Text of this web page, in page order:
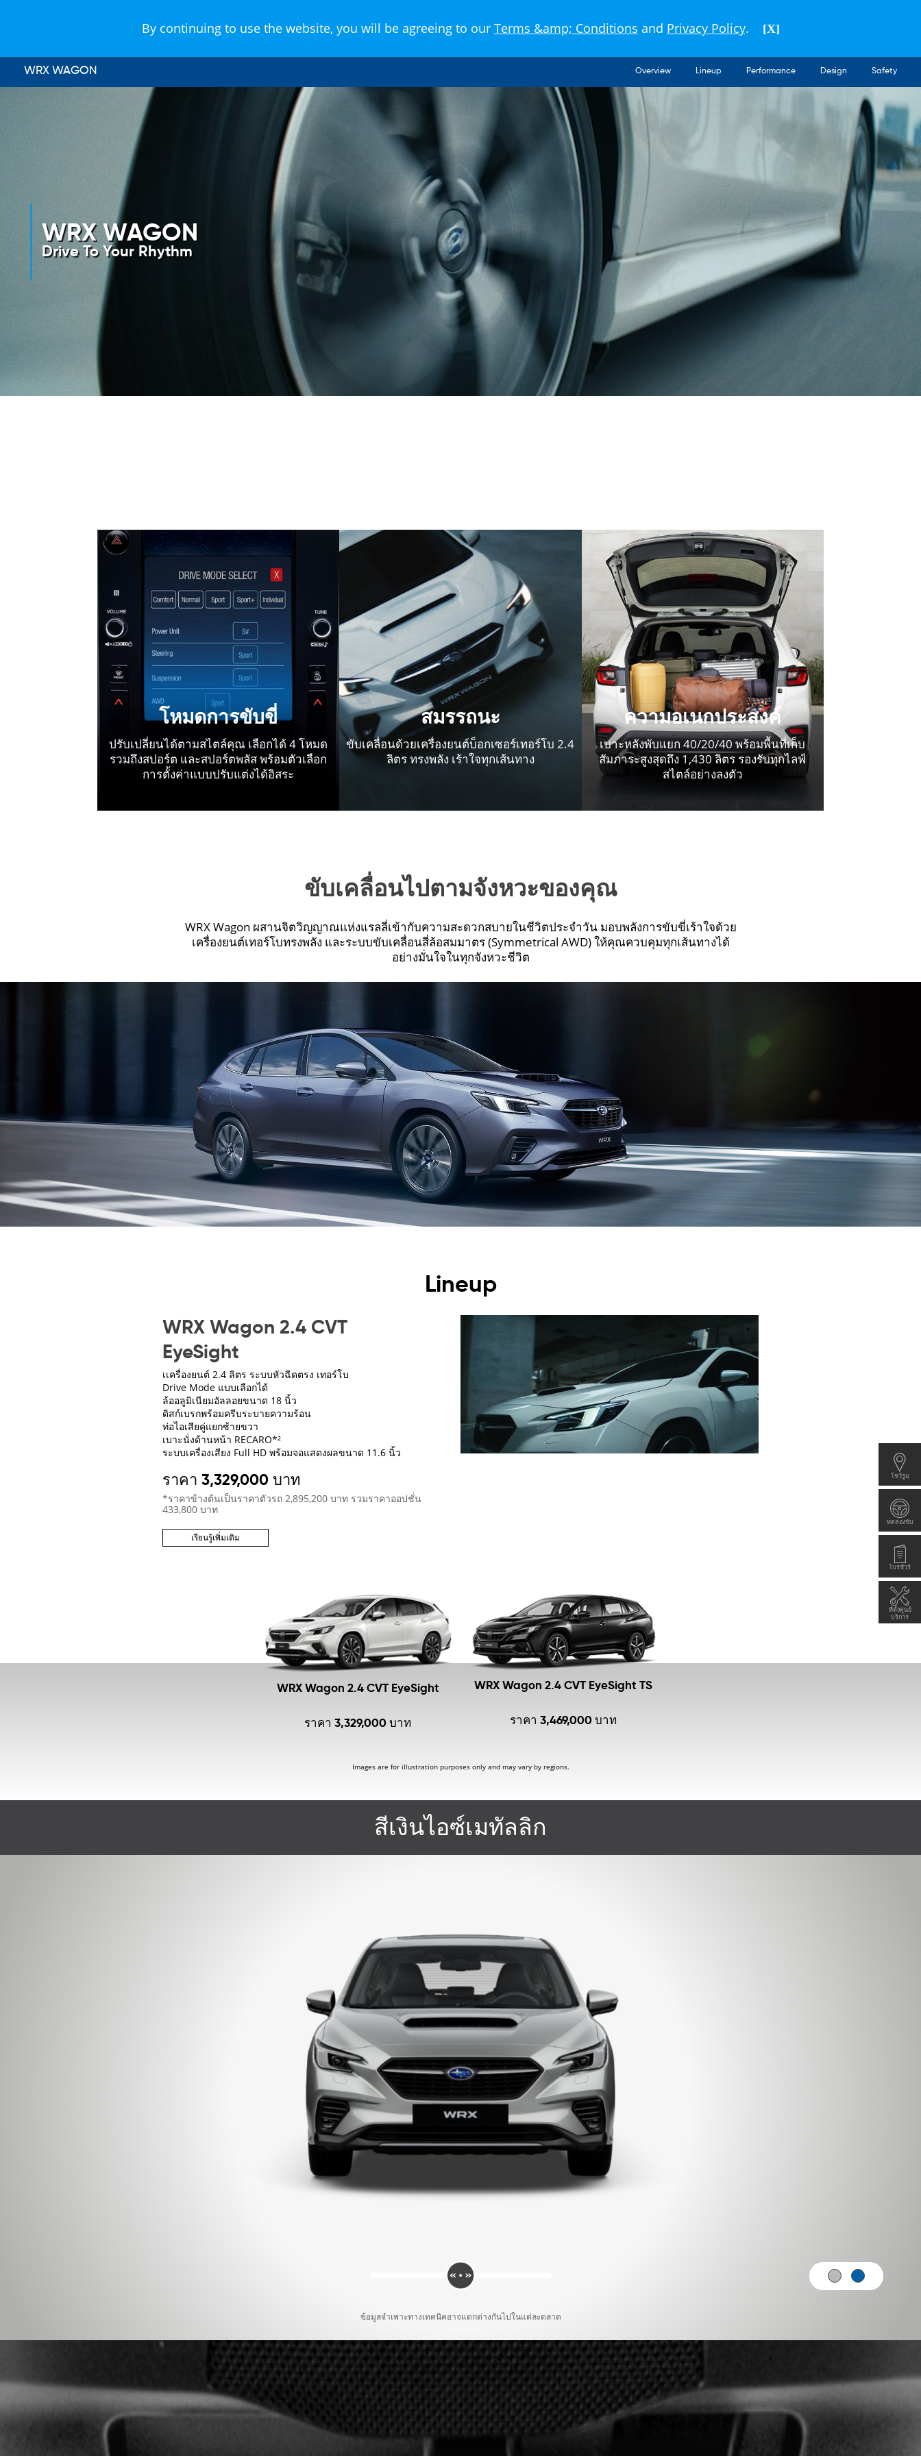
By continuing to use the website, you will be agreeing to our Terms &amp; Conditions and Privacy Policy. [X]
ทำไมต้องซูบารุ ข้อเสนอ สำหรับเจ้าของรถ ไลฟ์สไตล์แบบซูบารุ ข่าว ภาษาไทย
โชว์รูม
ทดลองขับ
โบรชัวร์
ที่ตั้งศูนย์
บริการ
WRX WAGON Overview Lineup Performance Design Safety
WRX WAGON
Drive To Your Rhythm
โหมดการขับขี่
ปรับเปลี่ยนได้ตามสไตล์คุณ เลือกได้ 4 โหมด
รวมถึงสปอร์ต และสปอร์ตพลัส พร้อมตัวเลือก
การตั้งค่าแบบปรับแต่งได้อิสระ
สมรรถนะ
ขับเคลื่อนด้วยเครื่องยนต์บ็อกเซอร์เทอร์โบ 2.4
ลิตร ทรงพลัง เร้าใจทุกเส้นทาง
ความอเนกประสงค์
เบาะหลังพับแยก 40/20/40 พร้อมพื้นที่เก็บ
สัมภาระสูงสุดถึง 1,430 ลิตร รองรับทุกไลฟ์
สไตล์อย่างลงตัว
ขับเคลื่อนไปตามจังหวะของคุณ
WRX Wagon ผสานจิตวิญญาณแห่งแรลลี่เข้ากับความสะดวกสบายในชีวิตประจำวัน มอบพลังการขับขี่เร้าใจด้วย
เครื่องยนต์เทอร์โบทรงพลัง และระบบขับเคลื่อนสี่ล้อสมมาตร (Symmetrical AWD) ให้คุณควบคุมทุกเส้นทางได้
อย่างมั่นใจในทุกจังหวะชีวิต
Lineup
WRX Wagon 2.4 CVT
EyeSight
เเครื่องยนต์ 2.4 ลิตร ระบบหัวฉีดตรง เทอร์โบ
Drive Mode แบบเลือกได้
ล้ออลูมิเนียมอัลลอยขนาด 18 นิ้ว​
ดิสก์เบรกพร้อมครีบระบายความร้อน​
ท่อไอเสียคู่แยกซ้ายขวา
เบาะนั่งด้านหน้า RECARO*²
ระบบเครื่องเสียง Full HD พร้อมจอแสดงผลขนาด 11.6 นิ้ว
ราคา 3,329,000 บาท
*ราคาข้างต้นเป็นราคาตัวรถ 2,895,200 บาท รวมราคาออปชั่น
433,800 บาท
เรียนรู้เพิ่มเติม
ระบบเครื่องเสียง Premium Full HD
ราคา 3,469,000 บาท
*ราคาข้างต้นเป็นราคาตัวรถ
WRX Wagon 2.4 CVT EyeSight
ราคา 3,329,000 บาท
WRX Wagon 2.4 CVT EyeSight TS
ราคา 3,469,000 บาท
Images are for illustration purposes only and may vary by regions.
สีเงินไอซ์เมทัลลิก
ข้อมูลจำเพาะทางเทคนิคอาจแตกต่างกันไปในแต่ละตลาด